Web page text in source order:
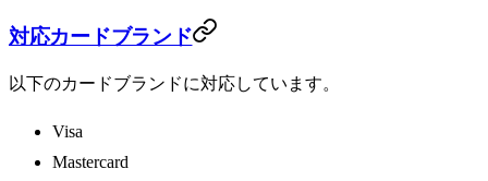
対応カードブランド
以下のカードブランドに対応しています。
Visa
Mastercard